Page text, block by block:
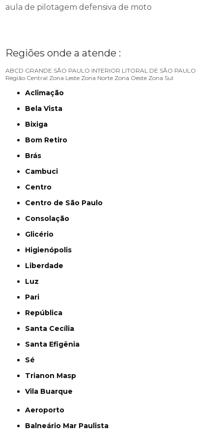
aula de pilotagem defensiva de moto
Regiões onde a atende :
ABCD GRANDE SÃO PAULO INTERIOR LITORAL DE SÃO PAULO
Região Central Zona Leste Zona Norte Zona Oeste Zona Sul
Aclimação
Bela Vista
Bixiga
Bom Retiro
Brás
Cambuci
Centro
Centro de São Paulo
Consolação
Glicério
Higienópolis
Liberdade
Luz
Pari
República
Santa Cecília
Santa Efigênia
Sé
Trianon Masp
Vila Buarque
Aeroporto
Balneário Mar Paulista